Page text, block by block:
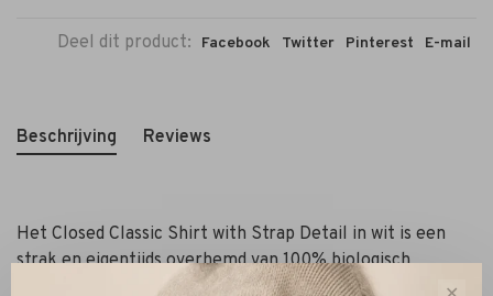
Deel dit product: Facebook Twitter Pinterest E-mail
Beschrijving Reviews
Het Closed Classic Shirt with Strap Detail in wit is een
strak en eigentijds overhemd van 100% biologisch
katoenpoplin. De compacte stof heeft een fris